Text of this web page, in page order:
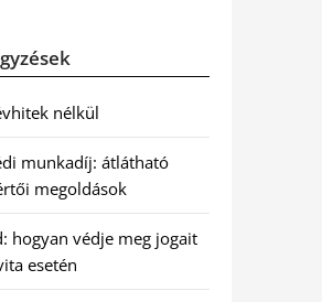
nélkül
munkadíj: átlátható
megoldások
hogyan védje meg jogait
esetén